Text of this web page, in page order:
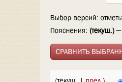
Выбор версий:
Пояснения: (текущ.)—